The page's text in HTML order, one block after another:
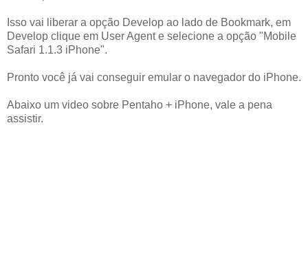
Isso vai liberar a opção Develop ao lado de Bookmark, em
Develop clique em User Agent e selecione a opção "Mobile
Safari 1.1.3 iPhone".
Pronto você já vai conseguir emular o navegador do iPhone.
Abaixo um video sobre Pentaho + iPhone, vale a pena
assistir.